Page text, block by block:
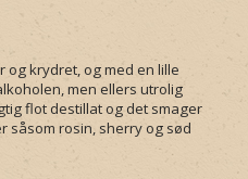
og krydret, og med en lille
men ellers utrolig
flot destillat og det smager
såsom rosin, sherry og sød